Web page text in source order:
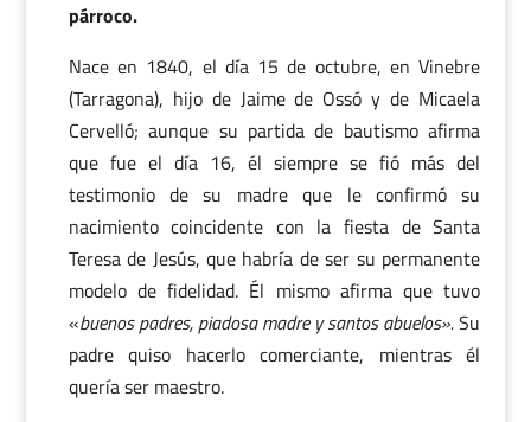
párroco.
Nace en 1840, el día 15 de octubre, en Vinebre
(Tarragona), hijo de Jaime de Ossó y de Micaela
Cervelló; aunque su partida de bautismo afirma
que fue el día 16, él siempre se fió más del
testimonio de su madre que le confirmó su
nacimiento coincidente con la fiesta de Santa
Teresa de Jesús, que habría de ser su permanente
modelo de fidelidad. Él mismo afirma que tuvo
«buenos padres, piadosa madre y santos abuelos».Su
padre quiso hacerlo comerciante, mientras él
quería ser maestro.